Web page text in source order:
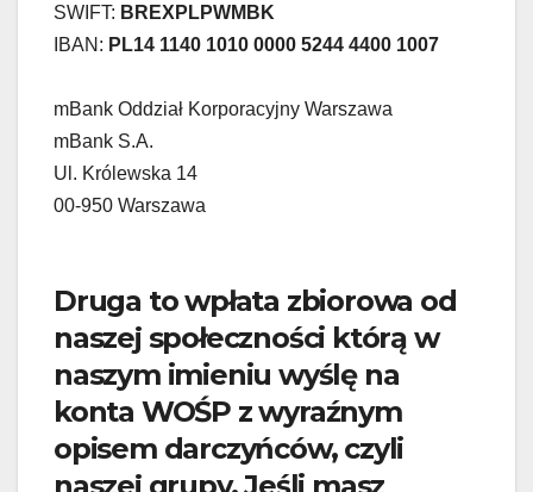
SWIFT: BREXPLPWMBK
IBAN: PL14 1140 1010 0000 5244 4400 1007
mBank Oddział Korporacyjny Warszawa
mBank S.A.
Ul. Królewska 14
00-950 Warszawa
Druga to wpłata zbiorowa od
naszej społeczności którą w
naszym imieniu wyślę na
konta WOŚP z wyraźnym
opisem darczyńców, czyli
naszej grupy. Jeśli masz